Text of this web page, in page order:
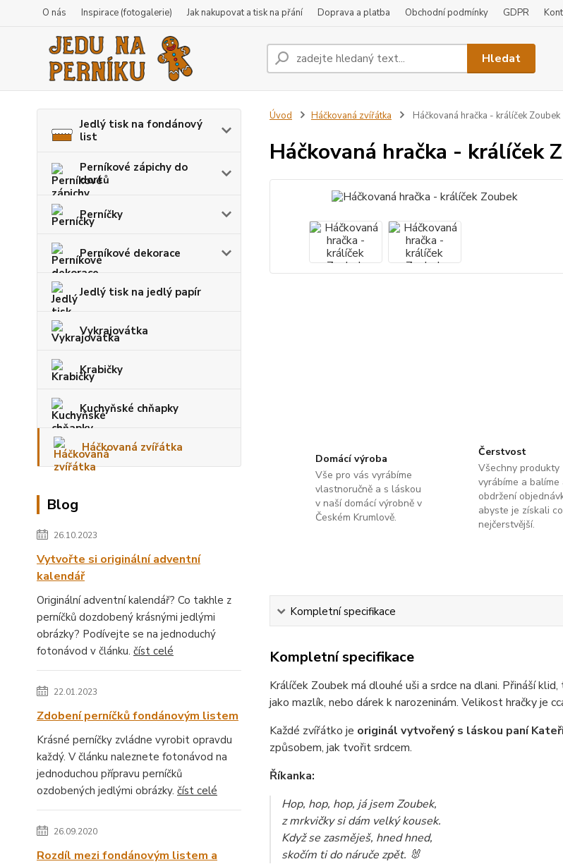
O nás Inspirace (fotogalerie) Jak nakupovat a tisk na přání Doprava a platba Obchodní podmínky GDPR
Hledat
Jedlý tisk na fondánový
list
Perníkové zápichy do
dortů
Perníčky
Perníkové dekorace
Jedlý tisk na jedlý papír
Vykrajovátka
Krabičky
Kuchyňské chňapky
Háčkovaná zvířátka
Blog
26.10.2023
Vytvořte si originální adventní
kalendář
Originální adventní kalendář? Co takhle z
perníčků dozdobený krásnými jedlými
obrázky? Podívejte se na jednoduchý
fotonávod v článku. číst celé
22.01.2023
Zdobení perníčků fondánovým listem
Krásné perníčky zvládne vyrobit opravdu
každý. V článku naleznete fotonávod na
jednoduchou přípravu perníčků
ozdobených jedlými obrázky. číst celé
26.09.2020
Rozdíl mezi fondánovým listem a
Úvod Háčkovaná zvířátka Háčkovaná hračka - králíček Zoubek
Háčkovaná hračka - králíček
Domácí výroba
Vše pro vás vyrábíme
vlastnoručně a s láskou
v naší domácí výrobně v
Českém Krumlově.
Čerstvost
Všechny produkty
vyrábíme a balíme
obdržení
abyste je získali co
nejčerstvější.
Kompletní specifikace
Kompletní specifikace
Králíček Zoubek má dlouhé uši a srdce na dlani. Přináší
jako mazlík, nebo dárek k narozeninám. Velikost hračky je
Každé zvířátko je originál vytvořený s láskou paní
způsobem, jak tvořit srdcem.
Říkanka:
Hop, hop, hop, já jsem Zoubek,
z mrkvičky si dám velký kousek.
Když se zasměješ, hned hned,
skočím ti do náruče zpět. 🐰